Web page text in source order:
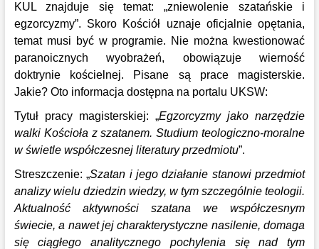
KUL znajduje się temat: „zniewolenie szatańskie i
egzorcyzmy”. Skoro Kościół uznaje oficjalnie opętania,
temat musi być w programie. Nie można kwestionować
paranoicznych wyobrażeń, obowiązuje wierność
doktrynie kościelnej. Pisane są prace magisterskie.
Jakie? Oto informacja dostępna na portalu UKSW:
Tytuł pracy magisterskiej: „Egzorcyzmy jako narzędzie
walki Kościoła z szatanem. Studium teologiczno-moralne
w świetle współczesnej literatury przedmiotu”.
Streszczenie: „Szatan i jego działanie stanowi przedmiot
analizy wielu dziedzin wiedzy, w tym szczególnie teologii.
Aktualność aktywności szatana we współczesnym
świecie, a nawet jej charakterystyczne nasilenie, domaga
się ciągłego analitycznego pochylenia się nad tym